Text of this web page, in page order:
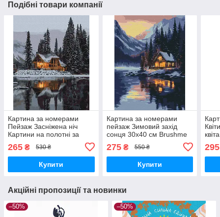
Подібні товари компанії
Картина за номерами
Пейзаж Засніжена ніч
Картини на полотні за
Розмальовка Brushme
RBS52498
265 ₴ 530 ₴
Купити
Картина за номерами
пейзаж Зимовий захід
сонця 30х40 см Brushme
275₴ 550 ₴
Купити
295
Акційні пропозиції та новинки
–50% –50%